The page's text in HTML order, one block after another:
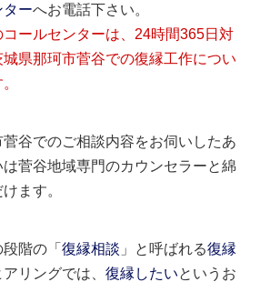
ターへお電話下さい。
ールセンターは、24時間365日対
県那珂市菅谷での復縁工作につい
谷でのご相談内容をお伺いしたあ
菅谷地域専門のカウンセラーと綿
ます。
段階の「復縁相談 」と呼ばれる復縁
アリングでは、復縁したいというお